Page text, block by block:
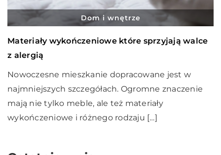
Dom i wnętrze
Materiały wykończeniowe które sprzyjają walce
z alergią
Nowoczesne mieszkanie dopracowane jest w
najmniejszych szczegółach. Ogromne znaczenie
mają nie tylko meble, ale też materiały
wykończeniowe i różnego rodzaju […]